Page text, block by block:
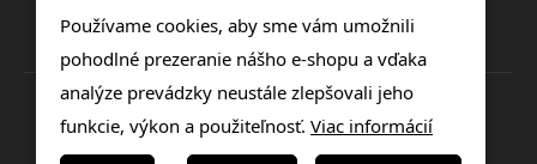
Používame cookies, aby sme vám umožnili
pohodlné prezeranie nášho e-shopu a vďaka
analýze prevádzky neustále zlepšovali jeho
funkcie, výkon a použiteľnosť. Viac informácií